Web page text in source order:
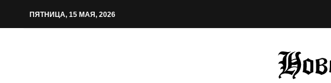
ПЯТНИЦА, 15 МАЯ, 2026